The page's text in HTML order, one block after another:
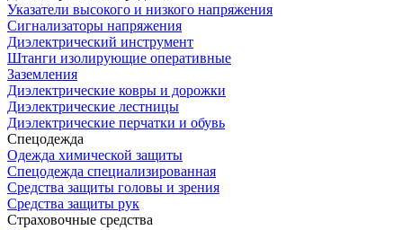
Указатели высокого и низкого напряжения
Сигнализаторы напряжения
Диэлектрический инструмент
Штанги изолирующие оперативные
Заземления
Диэлектрические ковры и дорожки
Диэлектрические лестницы
Диэлектрические перчатки и обувь
Спецодежда
Одежда химической защиты
Спецодежда специализированная
Средства защиты головы и зрения
Средства защиты рук
Страховочные средства